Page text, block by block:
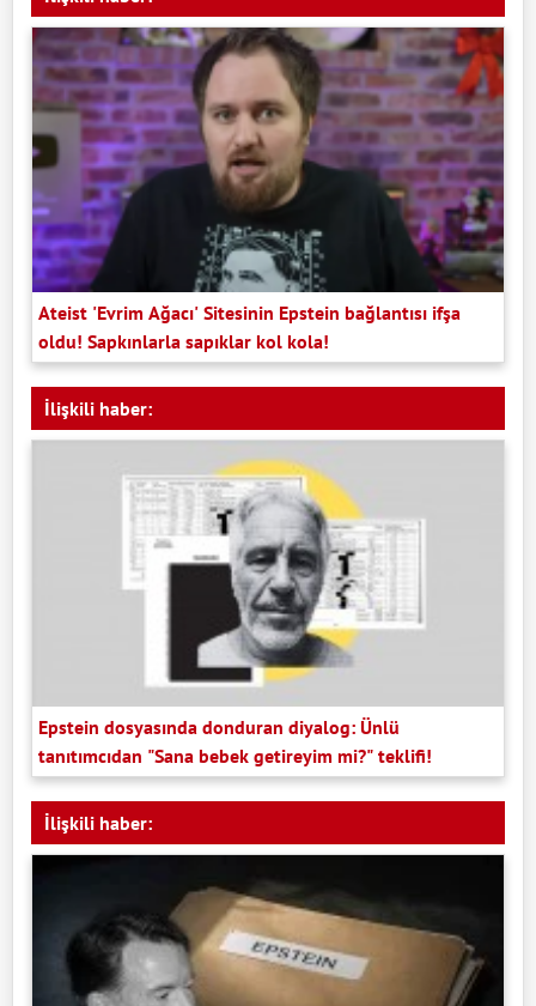
Ateist 'Evrim Ağacı' Sitesinin Epstein bağlantısı ifşa
oldu! Sapkınlarla sapıklar kol kola!
İlişkili haber:
Epstein dosyasında donduran diyalog: Ünlü
tanıtımcıdan "Sana bebek getireyim mi?" teklifi!
İlişkili haber: